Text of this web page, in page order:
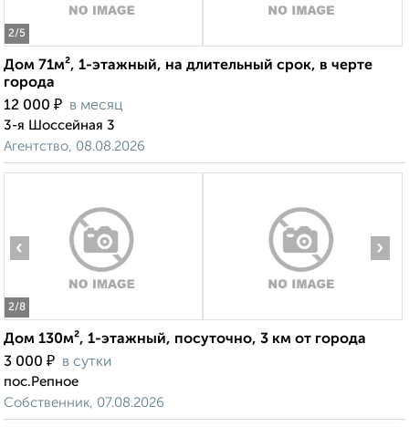
2/5
Дом 71м², 1-этажный, на длительный срок, в черте
города
12 000 ₽ в месяц
3-я Шоссейная 3
Агентство, 08.08.2026
2/8
‹ ›
Дом 130м², 1-этажный, посуточно, 3 км от города
3 000 ₽ в сутки
пос.Репное
Собственник, 07.08.2026